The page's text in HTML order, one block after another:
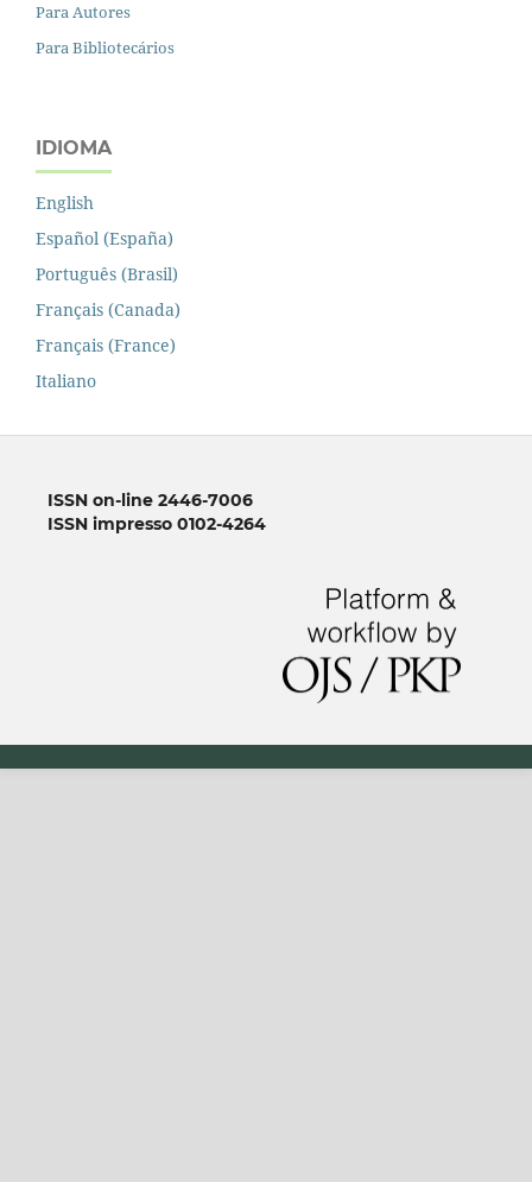
Para Autores
Para Bibliotecários
IDIOMA
English
Español (España)
Português (Brasil)
Français (Canada)
Français (France)
Italiano
ISSN on-line 2446-7006
ISSN impresso 0102-4264